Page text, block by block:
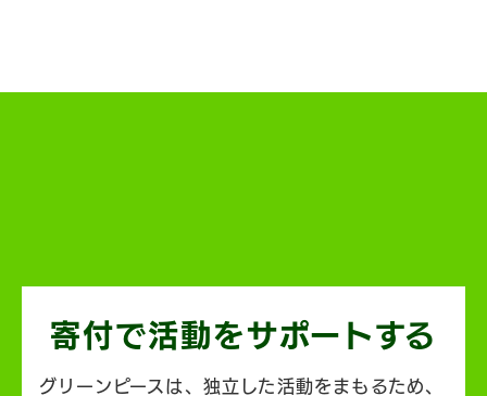
寄付で活動をサポートする
グリーンピースは、独立した活動をまもるため、